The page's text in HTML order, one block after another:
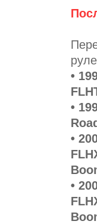
•
•
•
•